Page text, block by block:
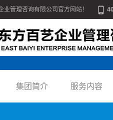
业管理咨询有限公司官方网站！
集团简介 服务内容